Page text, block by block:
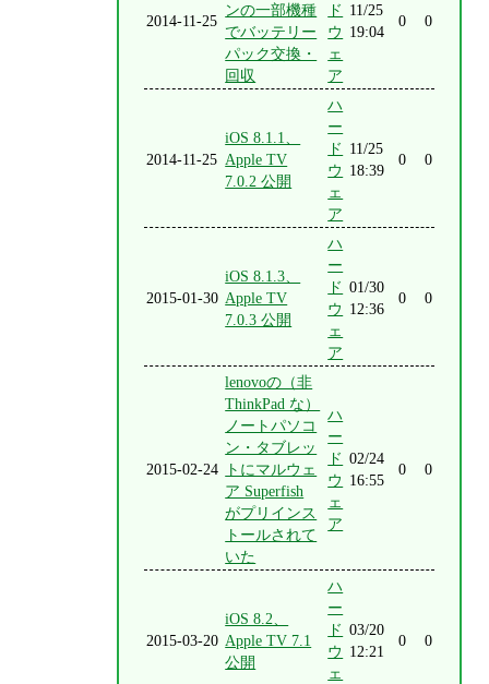
2014-11-25
ンの一部機種
でバッテリー
パック交換・
回収
ド
ウ
ェ
ア
11/25
19:04
0 0
2014-11-25
iOS 8.1.1、
Apple TV
7.0.2 公開
ハ
ー
ド
ウ
ェ
ア
11/25
18:39
0 0
2015-01-30
iOS 8.1.3、
Apple TV
7.0.3 公開
ハ
ー
ド
ウ
ェ
ア
01/30
12:36
0 0
2015-02-24
lenovoの（非
ThinkPad な）
ノートパソコ
ン・タブレッ
トにマルウェ
ア Superfish
がプリインス
トールされて
いた
ハ
ー
ド
ウ
ェ
ア
02/24
16:55
0 0
2015-03-20
iOS 8.2、
Apple TV 7.1
公開
ハ
ー
ド
ウ
ェ
03/20
12:21
0 0